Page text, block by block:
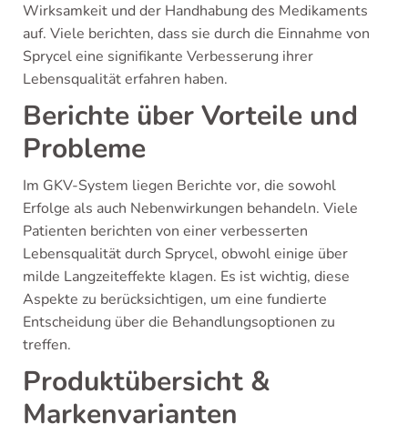
Wirksamkeit und der Handhabung des Medikaments
auf. Viele berichten, dass sie durch die Einnahme von
Sprycel eine signifikante Verbesserung ihrer
Lebensqualität erfahren haben.
Berichte über Vorteile und
Probleme
Im GKV-System liegen Berichte vor, die sowohl
Erfolge als auch Nebenwirkungen behandeln. Viele
Patienten berichten von einer verbesserten
Lebensqualität durch Sprycel, obwohl einige über
milde Langzeiteffekte klagen. Es ist wichtig, diese
Aspekte zu berücksichtigen, um eine fundierte
Entscheidung über die Behandlungsoptionen zu
treffen.
Produktübersicht &
Markenvarianten